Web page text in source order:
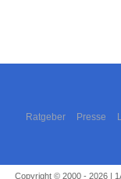
Ratgeber Presse
Copyright © 2000 - 2026 |